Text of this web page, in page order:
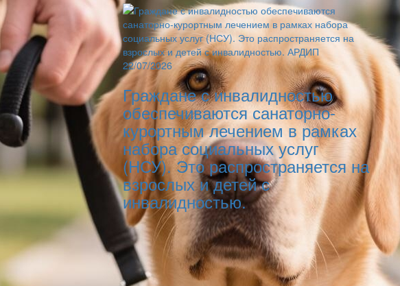
22/07/2026
Граждане с инвалидностью
обеспечиваются санаторно-
курортным лечением в рамках
набора социальных услуг
(НСУ). Это распространяется на
взрослых и детей с
инвалидностью.